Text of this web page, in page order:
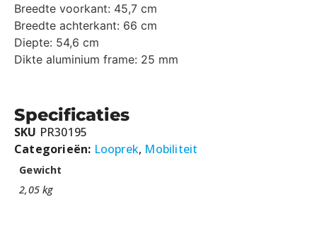
Breedte voorkant: 45,7 cm
Breedte achterkant: 66 cm
Diepte: 54,6 cm
Dikte aluminium frame: 25 mm
Specificaties
SKU PR30195
Categorieën: Looprek, Mobiliteit
Gewicht
2,05 kg